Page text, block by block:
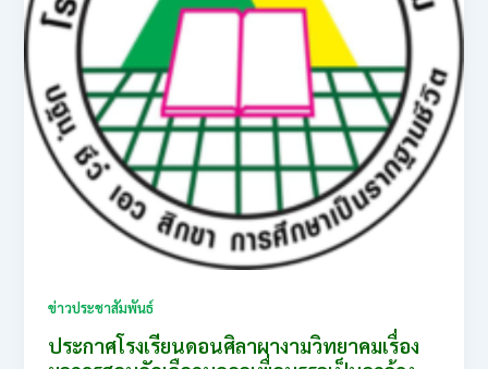
ข่าวประชาสัมพันธ์
ประกาศโรงเรียนดอนศิลาผางามวิทยาคมเรื่อง